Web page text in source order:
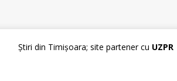
Știri din Timișoara; site partener cu UZPR